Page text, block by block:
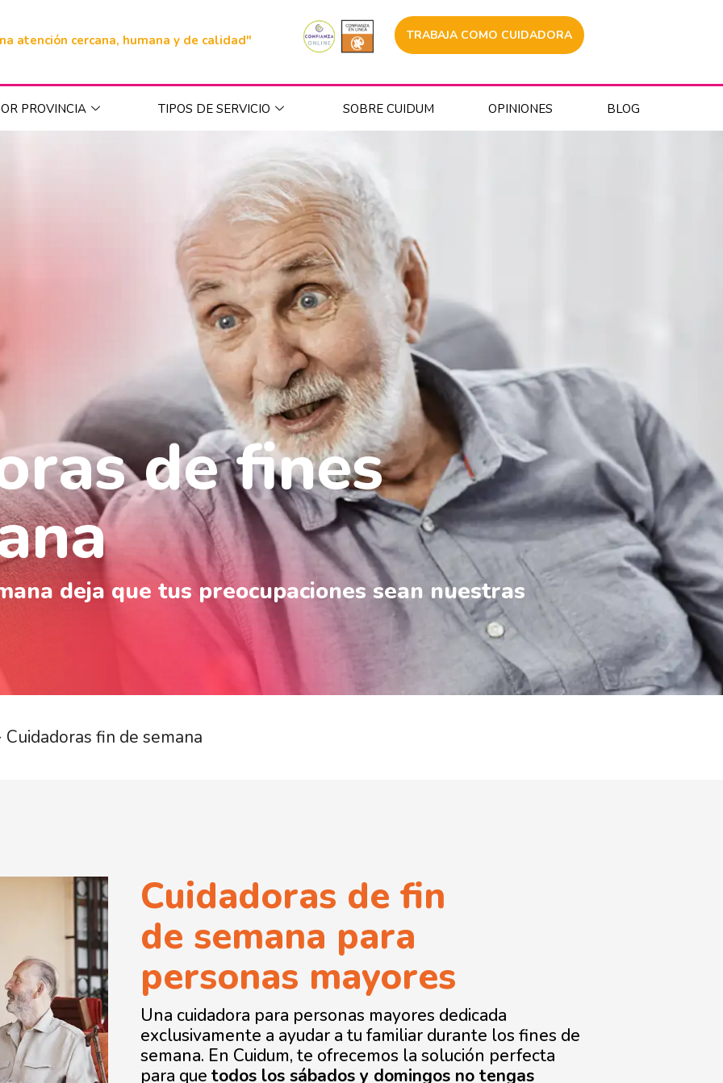
atención cercana, humana y de calidad" TRABAJA COMO CUIDADORA
PROVINCIA TIPOS DE SERVICIO SOBRE CUIDUM OPINIONES BLOG
de fines
deja que tus preocupaciones sean nuestras
Cuidadoras fin de semana
Cuidadoras de fin
de semana para
personas mayores
Una cuidadora para personas mayores dedicada
exclusivamente a ayudar a tu familiar durante los fines de
semana. En Cuidum, te ofrecemos la solución perfecta
para que todos los sábados y domingos no tengas